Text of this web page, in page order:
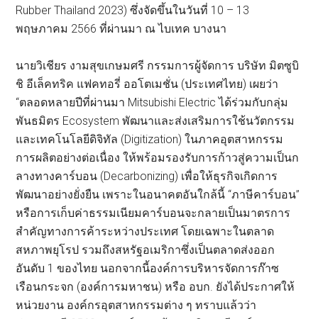
Rubber Thailand 2023) ซึ่งจัดขึ้นในวันที่ 10 – 13
พฤษภาคม 2566 ที่ผ่านมา ณ ไบเทค บางนา
นายวิเชียร งามสุขเกษมศรี กรรมการผู้จัดการ บริษัท มิตซูบิ
ชิ อีเล็คทริค แฟคทอรี่ ออโตเมชั่น (ประเทศไทย) เผยว่า
“ตลอดหลายปีที่ผ่านมา Mitsubishi Electric ได้ร่วมกับกลุ่ม
พันธมิตร Ecosystem พัฒนาและส่งเสริมการใช้นวัตกรรม
และเทคโนโลยีดิจิทัล (Digitization) ในภาคอุตสาหกรรม
การผลิตอย่างต่อเนื่อง ให้พร้อมรองรับการก้าวสู่ความเป็นก
ลางทางคาร์บอน (Decarbonizing) เพื่อให้ธุรกิจเกิดการ
พัฒนาอย่างยั่งยืน เพราะในอนาคตอันใกล้นี้ “ภาษีคาร์บอน”
หรือการเก็บค่าธรรมเนียมคาร์บอนจะกลายเป็นมาตรการ
สำคัญทางการค้าระหว่างประเทศ โดยเฉพาะในตลาด
สหภาพยุโรป รวมถึงสหรัฐอเมริกาซึ่งเป็นตลาดส่งออก
อันดับ 1 ของไทย นอกจากนี้องค์การบริหารจัดการก๊าซ
เรือนกระจก (องค์การมหาชน) หรือ อบก. ยังได้ประกาศให้
หน่วยงาน องค์กรอุตสาหกรรมต่าง ๆ ทราบแล้วว่า